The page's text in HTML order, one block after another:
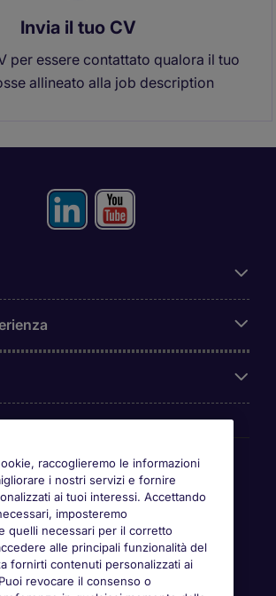
Invia il tuo CV
per essere contattato qualora il tuo
allineato alla job description
raccoglieremo le informazioni
i nostri servizi e fornire
ai tuoi interessi. Accettando
imposteremo
quelli necessari per il corretto
alle principali funzionalità del
fornirti contenuti personalizzati ai
revocare il consenso o